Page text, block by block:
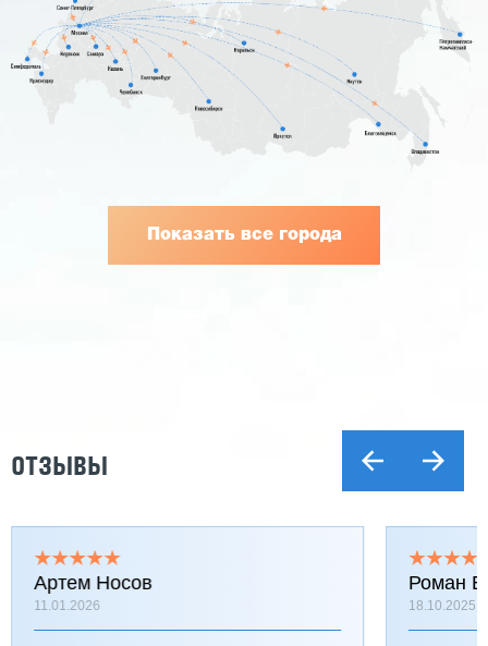
Показать все города
ОТЗЫВЫ
Артем Носов
11.01.2026
Роман
18.10.2025